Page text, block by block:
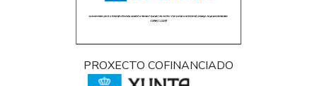
PROXECTO COFINANCIADO